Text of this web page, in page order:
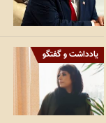
یادداشت و گفتگو